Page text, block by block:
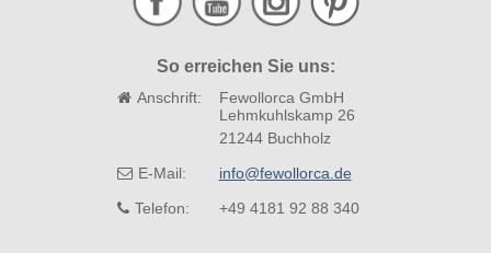
So erreichen Sie uns:
Anschrift:
Fewollorca GmbH
Lehmkuhlskamp 26
21244 Buchholz
E-Mail:
info@fewollorca.de
Telefon:
+49 4181 92 88 340